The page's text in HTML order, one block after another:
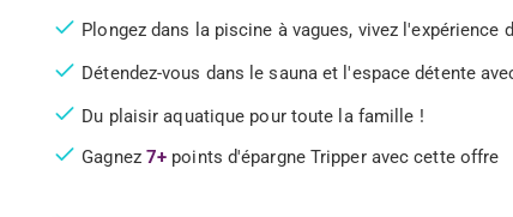
Plongez dans la piscine à vagues, vivez
Détendez-vous dans le sauna et l'espace détente
Du plaisir aquatique pour toute la famille !
Gagnez 7+ points d'épargne Tripper avec cette offre